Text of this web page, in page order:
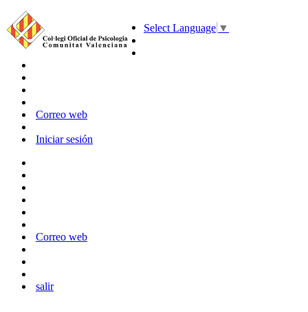
Select Language ▼
Correo web
Iniciar sesión
Correo web
salir